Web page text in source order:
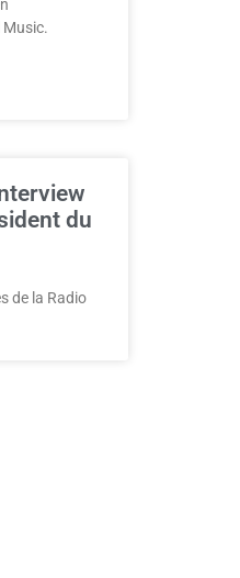
du
de la Radio